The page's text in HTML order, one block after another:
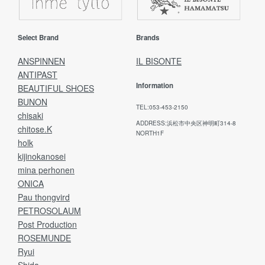
Select Brand
ANSPINNEN
ANTIPAST
BEAUTIFUL SHOES
BUNON
chisaki
chitose.K
holk
kijinokanosei
mina perhonen
ONICA
Pau thongvird
PETROSOLAUM
Post Production
ROSEMUNDE
Ryui
Brands
IL BISONTE
Information
TEL:053-453-2150
ADDRESS:浜松市中央区神明町314-8
NORTH1F